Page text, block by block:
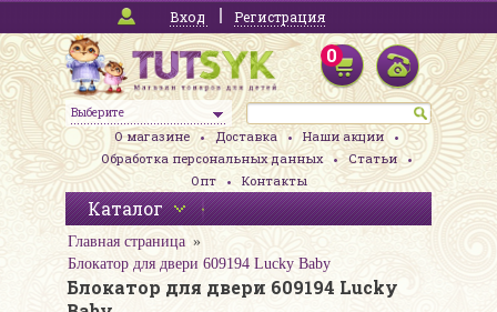
Вход Регистрация
Выберите
0
О магазине Доставка
Наши акции
Обработка персональных данных
Статьи
Опт
Контакты
Каталог
Главная страница
Блокатор для двери 609194 Lucky Baby
Блокатор для двери 609194 Lucky